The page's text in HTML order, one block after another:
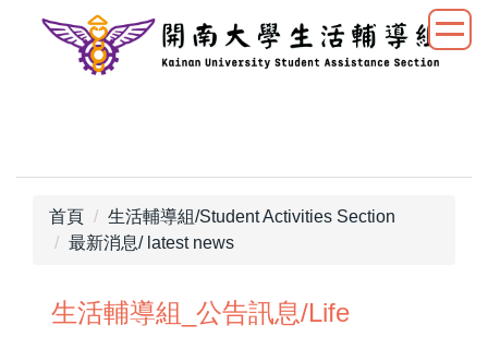
區
首頁
生活輔導組/Student Activities Section
最新消息/ latest news
生活輔導組_公告訊息/Life